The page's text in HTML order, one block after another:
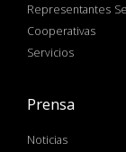
Representantes
Cooperativas
Servicios
Prensa
Noticias